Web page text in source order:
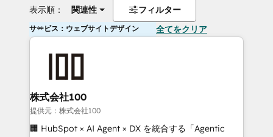
表示順： 関連性 フィルター
サービス：ウェブサイトデザイン 全てをクリア
株式会社100
提供元：株式会社100
🏢 HubSpot × AI Agent × DX を統合する「Agentic